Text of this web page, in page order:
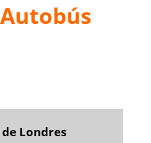
Londres